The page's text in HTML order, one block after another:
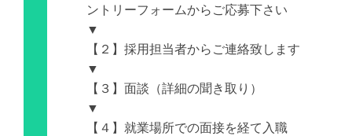
ントリーフォームからご応募下さい
▼
【２】採用担当者からご連絡致します
▼
【３】面談（詳細の聞き取り）
▼
【４】就業場所での面接を経て入職